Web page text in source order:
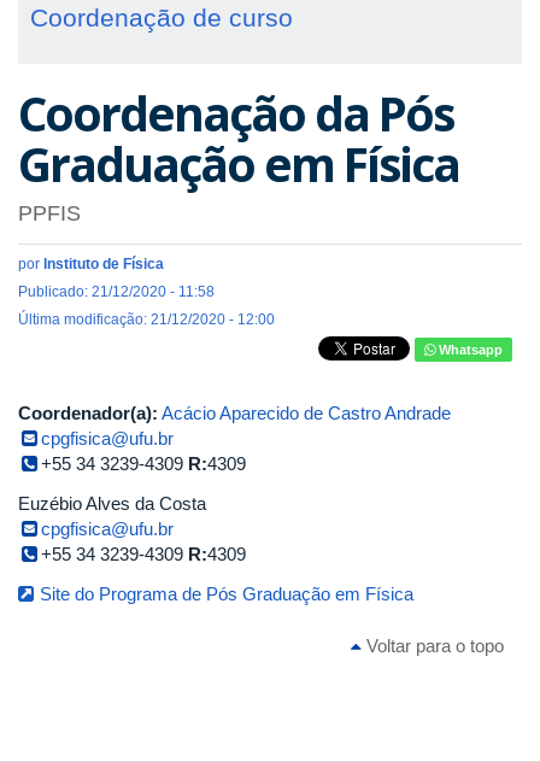
Coordenação de curso
Coordenação da Pós
Graduação em Física
PPFIS
por Instituto de Física
Publicado: 21/12/2020 - 11:58
Última modificação: 21/12/2020 - 12:00
Whatsapp
Coordenador(a): Acácio Aparecido de Castro Andrade
cpgfisica@ufu.br
+55 34 3239-4309 R:4309
Euzébio Alves da Costa
cpgfisica@ufu.br
+55 34 3239-4309 R:4309
Site do Programa de Pós Graduação em Física
Voltar para o topo